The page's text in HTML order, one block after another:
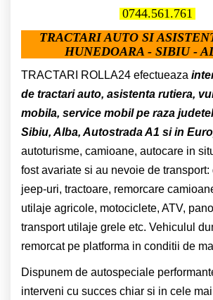
0744.561.761
TRACTARI AUTO SI
HUNEDOARA - SIBIU -
TRACTARI ROLLA24 efectueaza
de tractari auto, asistenta rutiera,
mobila, service mobil pe raza
Sibiu, Alba, Autostrada A1 si in
autoturisme, camioane, autocare in
fost avariate si au nevoie de transport:
jeep-uri, tractoare, remorcare
utilaje agricole, motociclete, ATV,
transport utilaje grele etc. Vehiculul
remorcat pe platforma in conditii de
Dispunem de autospeciale
interveni cu succes chiar si in cele